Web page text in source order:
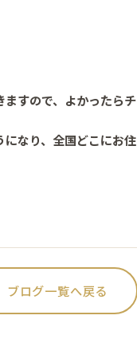
すので、よかったら
なり、全国どこにお
ブログ一覧へ戻る